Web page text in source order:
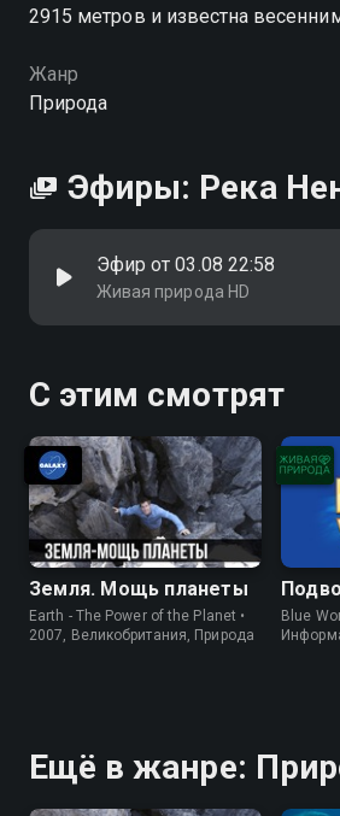
2915 метров и известна
Жанр
Природа
Эфиры: Река
Эфир от 03.08 22:58
Живая природа HD
С этим смотрят
Земля. Мощь планеты
Earth - The Power of the Planet •
2007, Великобритания, Природа
Blue
Ещё в жанре: